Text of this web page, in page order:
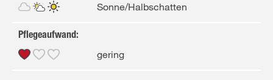
Sonne/Halbschatten
Pflegeaufwand:
gering